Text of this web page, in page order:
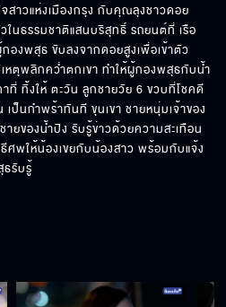
สาวแห่งเมืองกรุง กับคุณลุงชาวดอย
ในธรรมชาติแสนบริสุทธิ์ รถยนต์ที่ เรือ
องพสุธ ขับลงจากดอยสูงเพื่อเข้าตัว
หตุพลิกคว่ำตกเขา ทำให้ผู้กองพสุธกับน้ำ
ที่ ทิ้งให้ ตะวัน ลูกชายวัย 6 ขวบที่โชคดี
ป็นกำพร้าทันที ขุนเขา ชายหนุ่มเจ้าของ
ยของน้ำปิง รับรู้ข่าวด้วยความสะเทือน
ศพให้น้องเขยกับน้องสาว พร้อมกับแจ้ง
ธรับรู้